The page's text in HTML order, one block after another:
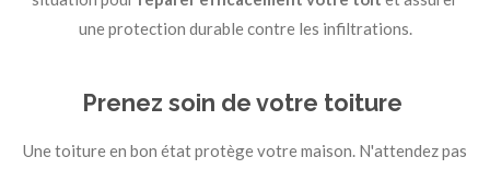
une protection durable contre les infiltrations.
Prenez soin de votre toiture
Une toiture en bon état protège votre maison. N'attendez pas